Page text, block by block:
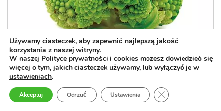
Regeneracja Twojego zdrowia
Odblokuj radykalną odporność swojego organizmu dzięki
Używamy ciasteczek, aby zapewnić najlepszą jakość
korzystania z naszej witryny.
W naszej Polityce prywatności i cookies możesz dowiedzieć się
więcej o tym, jakich ciasteczek używamy, lub wyłączyć je w
ustawieniach.
Akceptuj Odrzuć Ustawienia Zamknij panel